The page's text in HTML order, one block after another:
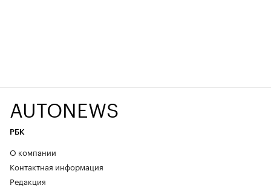
AUTONEWS
РБК
О компании
Контактная информация
Редакция